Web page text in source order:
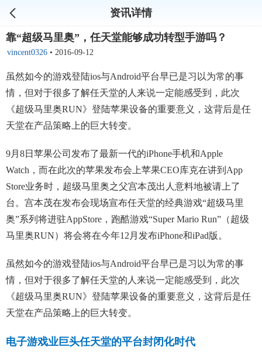
资讯详情
靠“超级马里奥”，任天堂能够成功转型手游吗？
vincent0326 • 2016-09-12
虽然如今的游戏登陆ios与Android平台早已是习以为常的事
情，但对于很多了解任天堂的人来说一定能感受到，此次
《超级马里奥RUN》登陆苹果设备的重要意义，这背后是任
天堂在产品策略上的巨大转变。
9月8日苹果公司发布了最新一代的iPhone手机和Apple
Watch，而在此次的苹果发布会上苹果CEO库克在讲到App
Store业务时，超级马里奥之父宫本茂出人意料地被请上了
台。宫本茂在发布会现场宣布任天堂的经典游戏“超级马里
奥”系列将进驻AppStore，跑酷游戏“Super Mario Run”（超级
马里奥RUN）将会将在今年12月发布iPhone和iPad版。
虽然如今的游戏登陆ios与Android平台早已是习以为常的事
情，但对于很多了解任天堂的人来说一定能感受到，此次
《超级马里奥RUN》登陆苹果设备的重要意义，这背后是任
天堂在产品策略上的巨大转变。
电子游戏业巨头任天堂的平台封闭化时代